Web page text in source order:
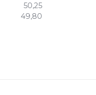
50,25
49,80